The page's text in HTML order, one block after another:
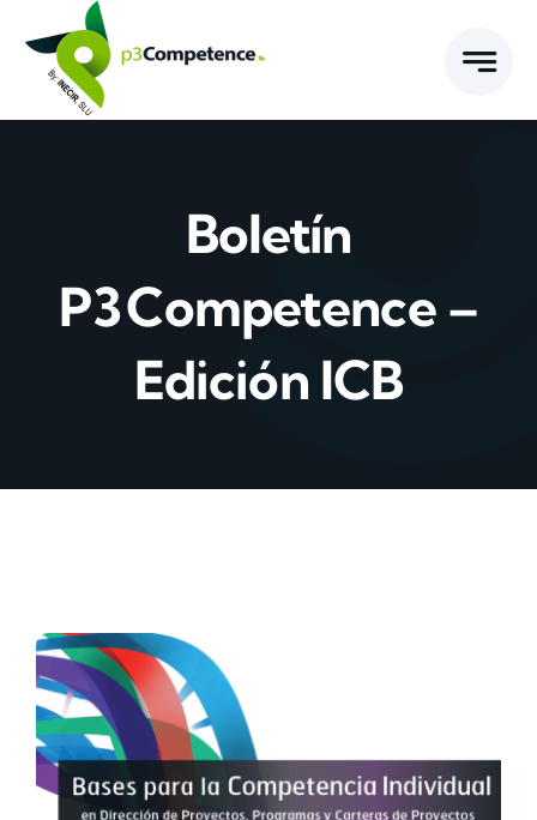
content
Boletín
P3 Competence –
Edición ICB